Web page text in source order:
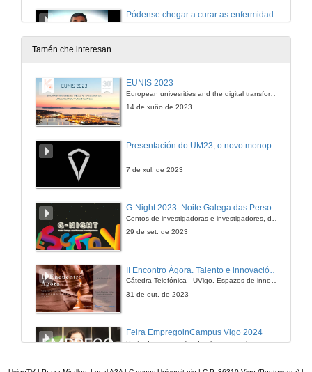
Pódense chegar a curar as enfermidades neurodexenerativas?
30 de set. de 2016
Tamén che interesan
EUNIS 2023
European univesrities and the digital transformation: challenges and opportunities ahead
14 de xuño de 2023
7 de xul. de 2023
G-Night 2023. Noite Galega das Persoas Investigadoras. Conciencias creativas
29 de set. de 2023
Cátedra Telefónica - UVigo. Espazos de innovación
31 de out. de 2023
Feira EmpregoinCampus Vigo 2024
Preto de medio millar de alumnas e alumnos buscan coñecer máis de preto as oportunidades que lles achegan as arredor de medio cento de empresas que participan na edición viguesa da feira. Xunto coa visita aos stands, durante a feria desenvólvense varias actividades complementarias, como obradoiros, conversas, mesas redondas ou o pasaporte de empregabilidade, un espazo no que poderán recibir asesoramento sobre o seu CV.